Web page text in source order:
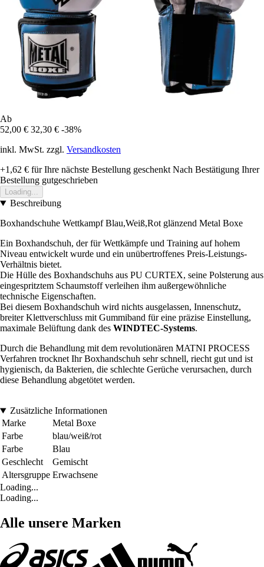
Ab
52,00 € 32,30 € -38%
inkl. MwSt. zzgl. Versandkosten
+1,62 € für Ihre nächste Bestellung geschenkt Nach Bestätigung Ihrer
Bestellung gutgeschrieben
Loading...
Beschreibung
Boxhandschuhe Wettkampf Blau,Weiß,Rot glänzend Metal Boxe
Ein Boxhandschuh, der für Wettkämpfe und Training auf hohem
Niveau entwickelt wurde und ein unübertroffenes Preis-Leistungs-
Verhältnis bietet.
Die Hülle des Boxhandschuhs aus PU CURTEX, seine Polsterung aus
eingespritztem Schaumstoff verleihen ihm außergewöhnliche
technische Eigenschaften.
Bei diesem Boxhandschuh wird nichts ausgelassen, Innenschutz,
breiter Klettverschluss mit Gummiband für eine präzise Einstellung,
maximale Belüftung dank des WINDTEC-Systems.
Durch die Behandlung mit dem revolutionären MATNI PROCESS
Verfahren trocknet Ihr Boxhandschuh sehr schnell, riecht gut und ist
hygienisch, da Bakterien, die schlechte Gerüche verursachen, durch
diese Behandlung abgetötet werden.
Zusätzliche Informationen
Marke
Metal Boxe
Farbe
blau/weiß/rot
Farbe
Blau
Geschlecht
Gemischt
Altersgruppe Erwachsene
Loading...
Loading...
Alle unsere Marken